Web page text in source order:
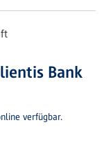
Bank
verfügbar.